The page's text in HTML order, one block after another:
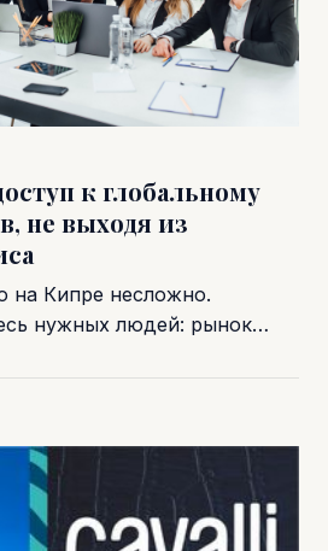
к глобальному
не выходя из
на Кипре несложно.
нужных людей: рынок…